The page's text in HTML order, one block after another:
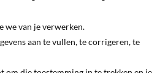
we van je verwerken.
aan te vullen, te corrigeren, te